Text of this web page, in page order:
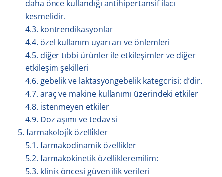
daha önce kullandığı antihipertansif ilacı
kesmelidir.
4.3. kontrendikasyonlar
4.4. özel kullanım uyarıları ve önlemleri
4.5. diğer tıbbi ürünler ile etkileşimler ve diğer
etkileşim şekilleri
4.6. gebelik ve laktasyongebelik kategorisi: d’dir.
4.7. araç ve makine kullanımı üzerindeki etkiler
4.8. i̇stenmeyen etkiler
4.9. Doz aşımı ve tedavisi
5. farmakoloji̇k özelli̇kler
5.1. farmakodinamik özellikler
5.2. farmakokinetik özellikleremilim:
5.3. klinik öncesi güvenlilik verileri